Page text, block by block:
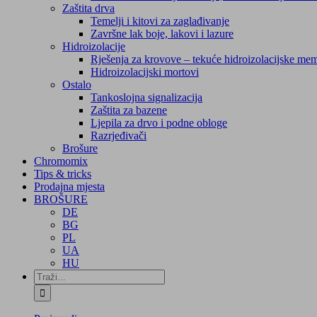
Zaštita drva
Temelji i kitovi za zaglađivanje
Završne lak boje, lakovi i lazure
Hidroizolacije
Rješenja za krovove – tekuće hidroizolacijske
Hidroizolacijski mortovi
Ostalo
Tankoslojna signalizacija
Zaštita za bazene
Ljepila za drvo i podne obloge
Razrjeđivači
Brošure
Chromomix
Tips & tricks
Prodajna mjesta
BROŠURE
DE
BG
PL
UA
HU
Traži...